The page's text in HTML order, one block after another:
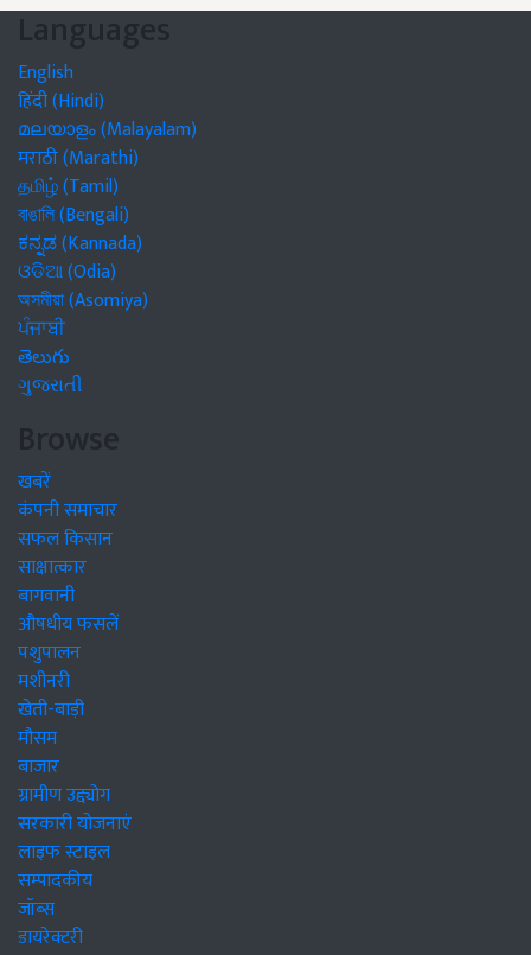
Languages
English
हिंदी (Hindi)
മലയാളം (Malayalam)
मराठी (Marathi)
தமிழ் (Tamil)
বাঙালি (Bengali)
ಕನ್ನಡ (Kannada)
ଓଡିଆ (Odia)
অসমীয়া (Asomiya)
ਪੰਜਾਬੀ
తెలుగు
ગુજરાતી
Browse
खबरें
कंपनी समाचार
सफल किसान
साक्षात्कार
बागवानी
औषधीय फसलें
पशुपालन
मशीनरी
खेती-बाड़ी
मौसम
बाजार
ग्रामीण उद्द्योग
सरकारी योजनाएं
लाइफ स्टाइल
सम्पादकीय
जॉब्स
डायरेक्टरी